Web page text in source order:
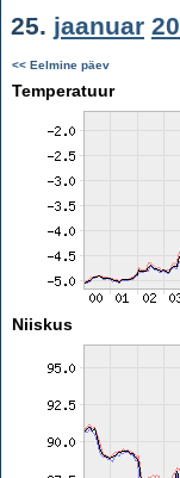
25. jaanuar
<< Eelmine päev
Temperatuur
Niiskus